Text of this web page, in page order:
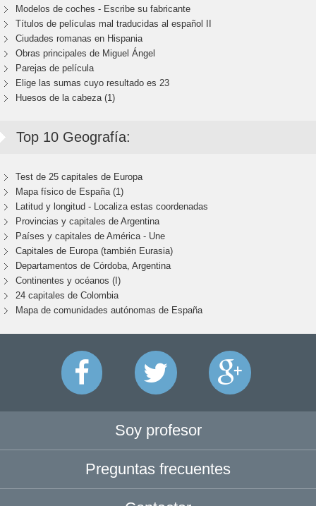
Modelos de coches - Escribe su fabricante
Títulos de películas mal traducidas al español II
Ciudades romanas en Hispania
Obras principales de Miguel Ángel
Parejas de película
Elige las sumas cuyo resultado es 23
Huesos de la cabeza (1)
Top 10 Geografía:
Test de 25 capitales de Europa
Mapa físico de España (1)
Latitud y longitud - Localiza estas coordenadas
Provincias y capitales de Argentina
Países y capitales de América - Une
Capitales de Europa (también Eurasia)
Departamentos de Córdoba, Argentina
Continentes y océanos (I)
24 capitales de Colombia
Mapa de comunidades autónomas de España
Soy profesor
Preguntas frecuentes